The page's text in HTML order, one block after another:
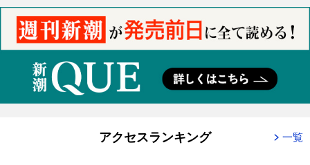
アクセスランキング 一覧